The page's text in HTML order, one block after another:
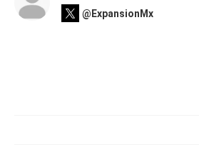
@ExpansionMx